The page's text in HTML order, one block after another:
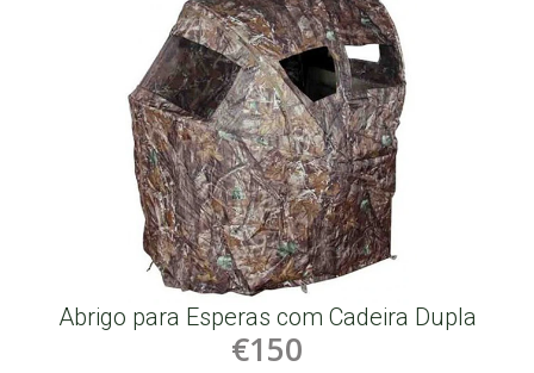
Abrigo para Esperas com Cadeira Dupla
€150